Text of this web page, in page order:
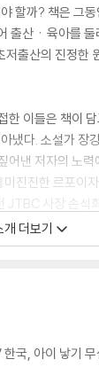
할까? 책은 그
출산ㆍ육아를
저출산의 진정한
한 이들은 책이
냈다. 소설가 장
어낸 저자의 노
진진한 르포이
JTBC 사장 손석
라는 대목에서
지가 안 보인다”
직스럽다”라며
개 더보기
한국, 아이 낳기